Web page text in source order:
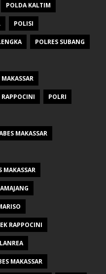
POLDA KALTIM
POLISI
POLRES SUBANG
RAPPOCINI POLRI
MAKASSAR
MAKASSAR
RAPPOCINI
MAKASSAR